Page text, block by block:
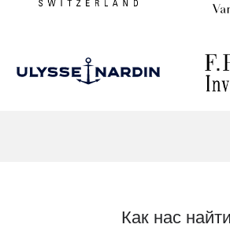
Как нас найти